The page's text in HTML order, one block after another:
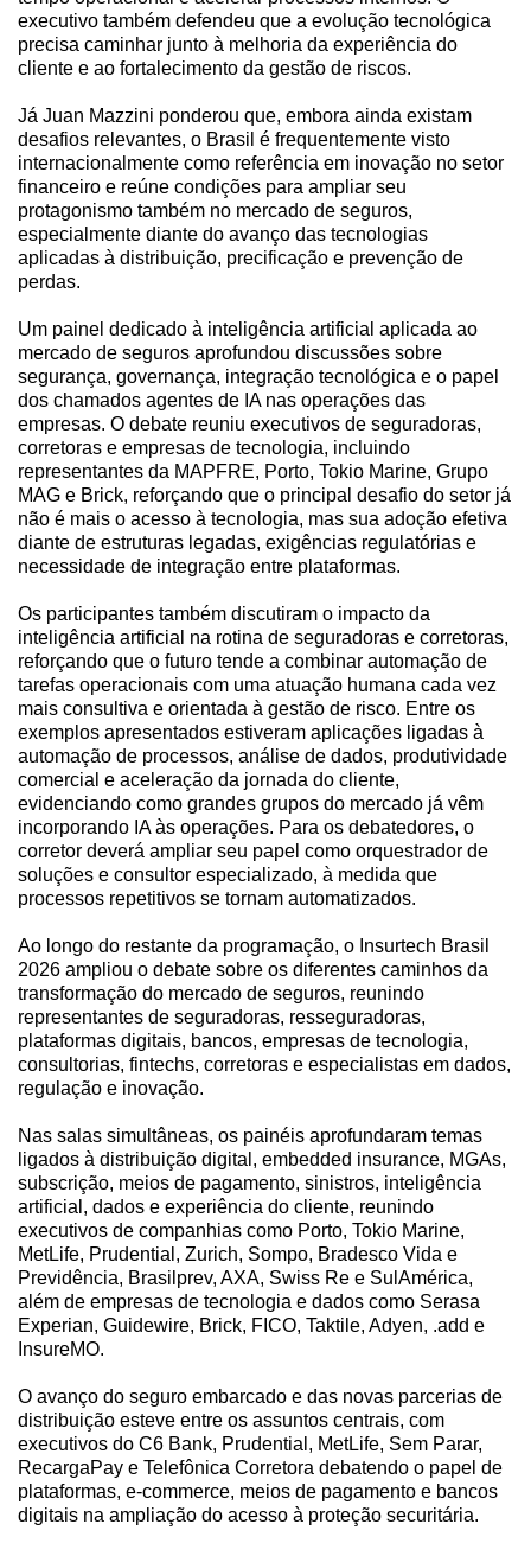
executivo também defendeu que a evolução tecnológica
precisa caminhar junto à melhoria da experiência do
cliente e ao fortalecimento da gestão de riscos.
Já Juan Mazzini ponderou que, embora ainda existam
desafios relevantes, o Brasil é frequentemente visto
internacionalmente como referência em inovação no setor
financeiro e reúne condições para ampliar seu
protagonismo também no mercado de seguros,
especialmente diante do avanço das tecnologias
aplicadas à distribuição, precificação e prevenção de
perdas.
Um painel dedicado à inteligência artificial aplicada ao
mercado de seguros aprofundou discussões sobre
segurança, governança, integração tecnológica e o papel
dos chamados agentes de IA nas operações das
empresas. O debate reuniu executivos de seguradoras,
corretoras e empresas de tecnologia, incluindo
representantes da MAPFRE, Porto, Tokio Marine, Grupo
MAG e Brick, reforçando que o principal desafio do setor já
não é mais o acesso à tecnologia, mas sua adoção efetiva
diante de estruturas legadas, exigências regulatórias e
necessidade de integração entre plataformas.
Os participantes também discutiram o impacto da
inteligência artificial na rotina de seguradoras e corretoras,
reforçando que o futuro tende a combinar automação de
tarefas operacionais com uma atuação humana cada vez
mais consultiva e orientada à gestão de risco. Entre os
exemplos apresentados estiveram aplicações ligadas à
automação de processos, análise de dados, produtividade
comercial e aceleração da jornada do cliente,
evidenciando como grandes grupos do mercado já vêm
incorporando IA às operações. Para os debatedores, o
corretor deverá ampliar seu papel como orquestrador de
soluções e consultor especializado, à medida que
processos repetitivos se tornam automatizados.
Ao longo do restante da programação, o Insurtech Brasil
2026 ampliou o debate sobre os diferentes caminhos da
transformação do mercado de seguros, reunindo
representantes de seguradoras, resseguradoras,
plataformas digitais, bancos, empresas de tecnologia,
consultorias, fintechs, corretoras e especialistas em dados,
regulação e inovação.
Nas salas simultâneas, os painéis aprofundaram temas
ligados à distribuição digital, embedded insurance, MGAs,
subscrição, meios de pagamento, sinistros, inteligência
artificial, dados e experiência do cliente, reunindo
executivos de companhias como Porto, Tokio Marine,
MetLife, Prudential, Zurich, Sompo, Bradesco Vida e
Previdência, Brasilprev, AXA, Swiss Re e SulAmérica,
além de empresas de tecnologia e dados como Serasa
Experian, Guidewire, Brick, FICO, Taktile, Adyen, .add e
InsureMO.
O avanço do seguro embarcado e das novas parcerias de
distribuição esteve entre os assuntos centrais, com
executivos do C6 Bank, Prudential, MetLife, Sem Parar,
RecargaPay e Telefônica Corretora debatendo o papel de
plataformas, e-commerce, meios de pagamento e bancos
digitais na ampliação do acesso à proteção securitária.